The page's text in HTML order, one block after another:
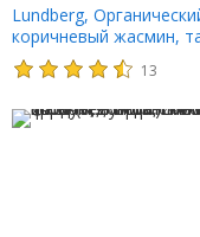
Lundberg,
коричневый жасмин,
рис Хом Мали, 8 унций
13